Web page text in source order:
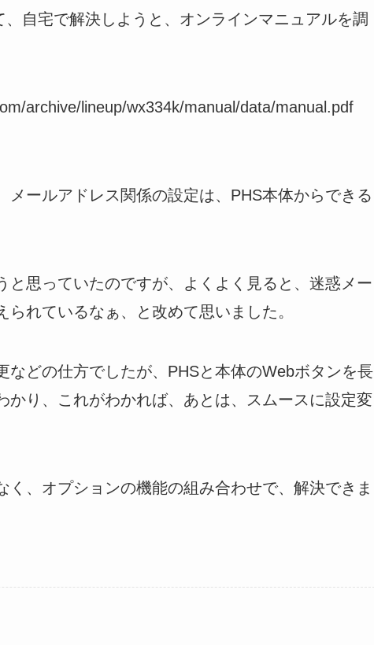
自宅で解決しようと、オンラインマニュアルを調
archive/lineup/wx334k/manual/data/manual.pdf
ールアドレス関係の設定は、PHS本体からできる
と思っていたのですが、よくよく見ると、迷惑メー
れているなぁ、と改めて思いました。
などの仕方でしたが、PHSと本体のWebボタンを長
かり、これがわかれば、あとは、スムースに設定変
、オプションの機能の組み合わせで、解決できま